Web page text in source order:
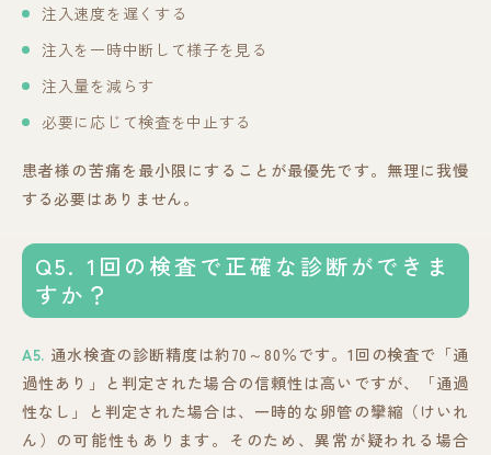
注入速度を遅くする
注入を一時中断して様子を見る
注入量を減らす
必要に応じて検査を中止する
患者様の苦痛を最小限にすることが最優先です。無理に我慢
する必要はありません。
Q5. 1回の検査で正確な診断ができま
すか？
A5. 通水検査の診断精度は約70～80％です。1回の検査で「通
過性あり」と判定された場合の信頼性は高いですが、「通過
性なし」と判定された場合は、一時的な卵管の攣縮（けいれ
ん）の可能性もあります。そのため、異常が疑われる場合